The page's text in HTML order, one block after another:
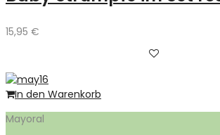
15,95 €
In den Warenkorb
Mayoral